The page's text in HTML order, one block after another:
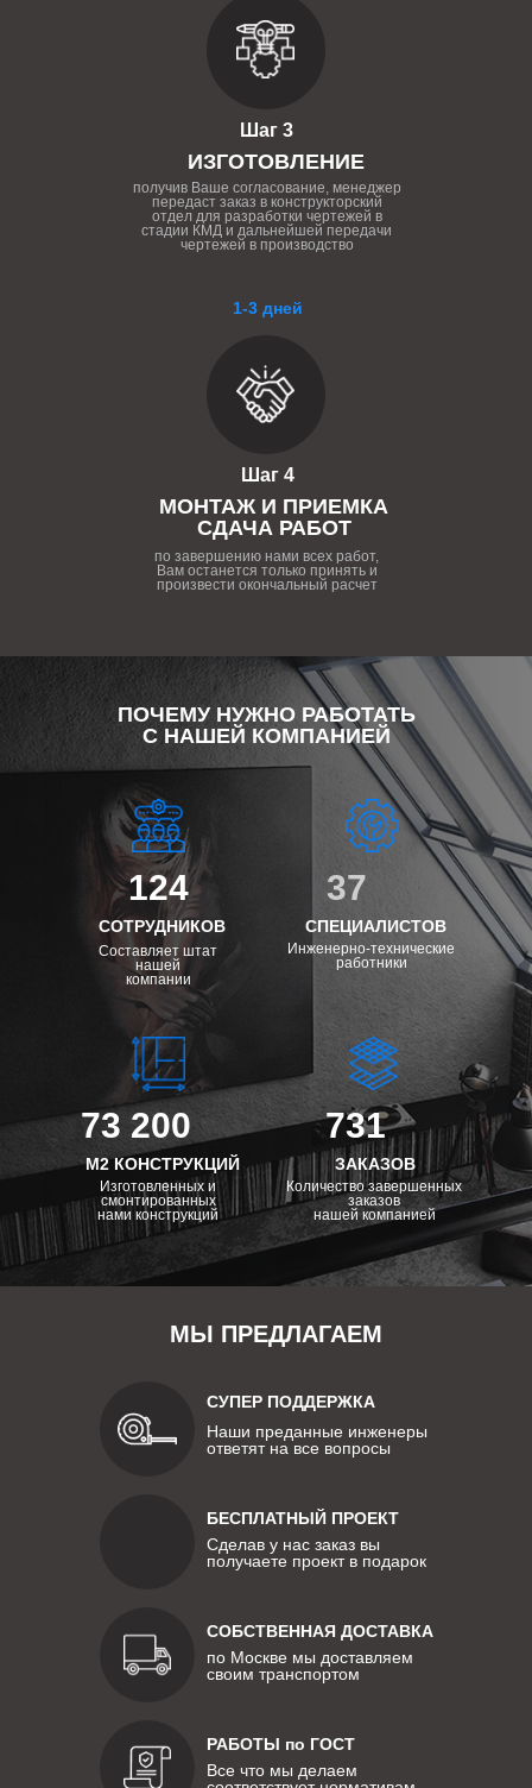
1-3 дней
Шаг 4
МОНТАЖ И ПРИЕМКА
СДАЧА РАБОТ
по завершению нами всех работ,
Вам останется только принять и
произвести окончальный расчет
Шаг 3
ИЗГОТОВЛЕНИЕ
получив Ваше согласование, менеджер
передаст заказ в конструкторский
отдел для разработки чертежей в
стадии КМД и дальнейшей передачи
чертежей в производство
ПОЧЕМУ НУЖНО РАБОТАТЬ
С НАШЕЙ КОМПАНИЕЙ
124
СОТРУДНИКОВ
Составляет штат
нашей
компании
73 200
М2 КОНСТРУКЦИЙ
Изготовленных и
смонтированных
нами конструкций
731
ЗАКАЗОВ
Количество завершенных
заказов
нашей компанией
37
СПЕЦИАЛИСТОВ
Инженерно-технические
работники
МЫ ПРЕДЛАГАЕМ
СУПЕР ПОДДЕРЖКА
Наши преданные инженеры
ответят на все вопросы
БЕСПЛАТНЫЙ ПРОЕКТ
Сделав у нас заказ вы
получаете проект в подарок
СОБСТВЕННАЯ ДОСТАВКА
по Москве мы доставляем
своим транспортом
РАБОТЫ по ГОСТ
Все что мы делаем